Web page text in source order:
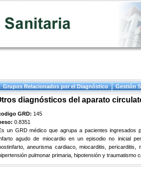
diagnósticos del aparato
GRD: 145
0.8351
un GRD médico que agrupa a pacientes ingresados
agudo de miocardio en un episodio no inicial
aneurisma cardiaco, miocarditis, pericarditis,
pulmonar primaria, hipotensión y traumatismo
Grupos Relacionados por el Diagnóstico Gestión